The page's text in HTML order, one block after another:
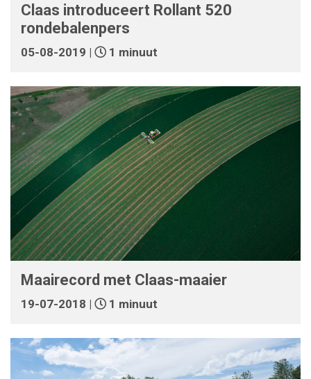
Claas introduceert Rollant 520
rondebalenpers
05-08-2019 | 1 minuut
Maairecord met Claas-maaier
19-07-2018 | 1 minuut